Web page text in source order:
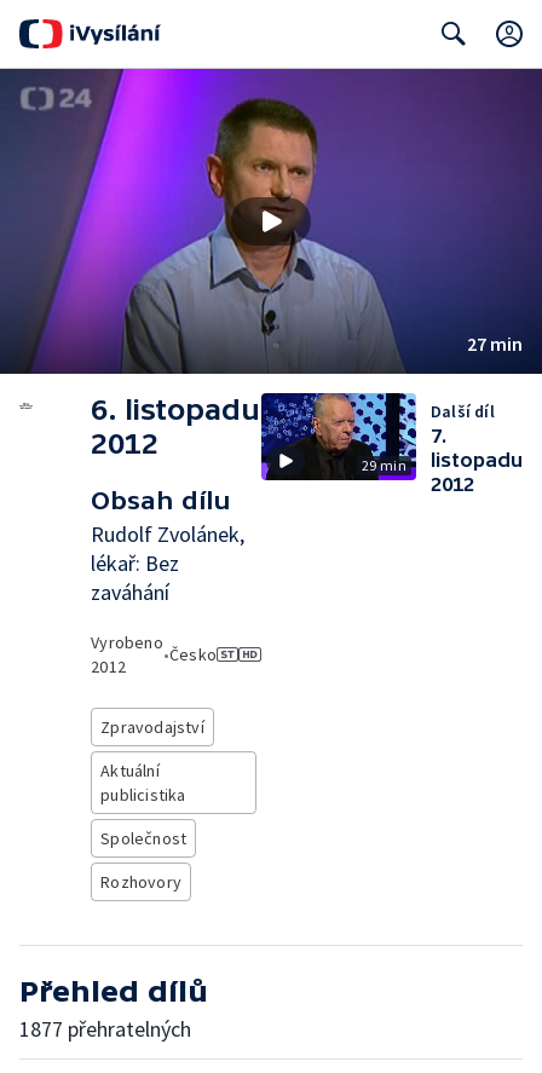
27 min
6. listopadu
2012
Obsah dílu
Rudolf Zvolánek,
lékař: Bez
zaváhání
Vyrobeno
2012
•Česko
Zpravodajství
Aktuální
publicistika
Společnost
Rozhovory
29 min
Další díl
7.
listopadu
2012
Přehled dílů
1877 přehratelných